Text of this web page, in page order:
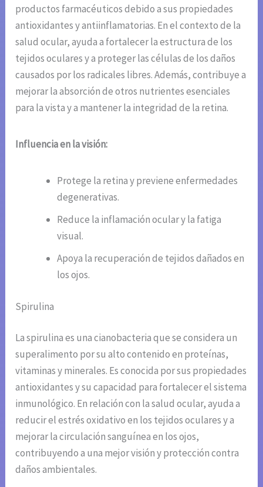
productos farmacéuticos debido a sus propiedades
antioxidantes y antiinflamatorias. En el contexto de la
salud ocular, ayuda a fortalecer la estructura de los
tejidos oculares y a proteger las células de los daños
causados por los radicales libres. Además, contribuye a
mejorar la absorción de otros nutrientes esenciales
para la vista y a mantener la integridad de la retina.
Influencia en la visión:
Protege la retina y previene enfermedades
degenerativas.
Reduce la inflamación ocular y la fatiga
visual.
Apoya la recuperación de tejidos dañados en
los ojos.
Spirulina
La spirulina es una cianobacteria que se considera un
superalimento por su alto contenido en proteínas,
vitaminas y minerales. Es conocida por sus propiedades
antioxidantes y su capacidad para fortalecer el sistema
inmunológico. En relación con la salud ocular, ayuda a
reducir el estrés oxidativo en los tejidos oculares y a
mejorar la circulación sanguínea en los ojos,
contribuyendo a una mejor visión y protección contra
daños ambientales.